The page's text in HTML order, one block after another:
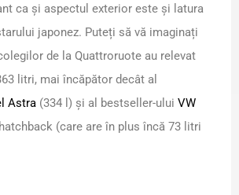
ca și aspectul exterior este și latura
japonez. Puteți să vă imaginați
de la Quattroruote au relevat
litri, mai încăpător decât al
Astra(334 l) și al bestseller-ului VW
(care are în plus încă 73 litri